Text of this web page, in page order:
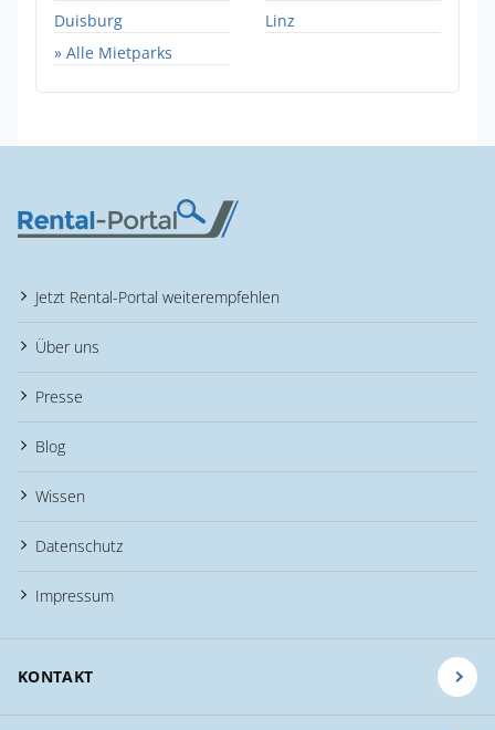
Duisburg
Linz
» Alle Mietparks
Jetzt Rental-Portal weiterempfehlen
Über uns
Presse
Blog
Wissen
Datenschutz
Impressum
KONTAKT